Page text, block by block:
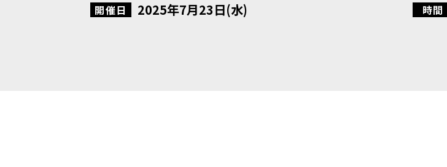
開催日 2025年7月23日(水) 時間